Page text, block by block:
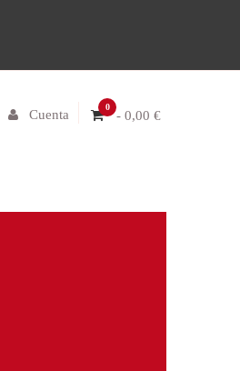
0
- 0,00 €
Cuenta